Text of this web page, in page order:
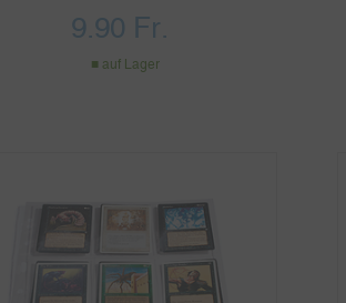
9.90 Fr.
auf Lager